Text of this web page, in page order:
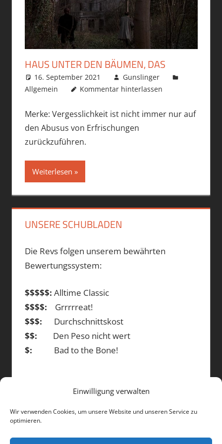
Einwilligung verwalten
Wir verwenden Cookies, um unsere Website und unseren Service zu
optimieren.
HAUS UNTER DEN BÄUMEN, DAS
16. September 2021
Gunslinger
Allgemein
Kommentar hinterlassen
Merke: Vergesslichkeit ist nicht immer nur auf
den Abusus von Erfrischungen
zurückzuführen.
Weiterlesen
UNSERE SCHUBLADEN
Die Revs folgen unserem bewährten
Bewertungssystem:
$$$$$: Alltime Classic
$$$$: Grrrrreat!
$$$: Durchschnittskost
$$: Den Peso nicht wert
$: Bad to the Bone!
DIE BEITRÄGE